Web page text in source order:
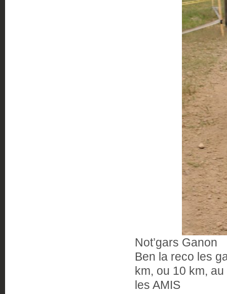
Not’gars Ganon
Ben la reco les
km, ou 10 km,
les AMIS